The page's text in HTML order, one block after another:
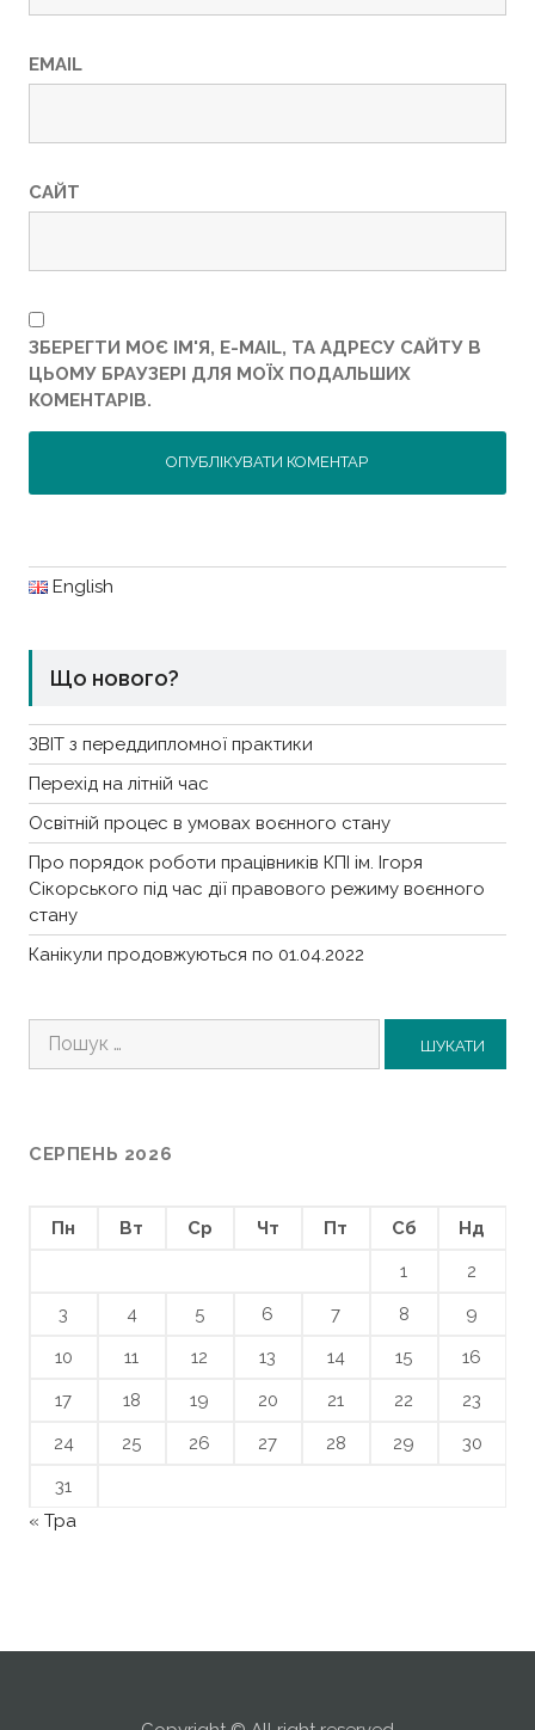
EMAIL
САЙТ
ЗБЕРЕГТИ МОЄ ІМ'Я, E-MAIL, ТА АДРЕСУ САЙТУ В
ЦЬОМУ БРАУЗЕРІ ДЛЯ МОЇХ ПОДАЛЬШИХ
КОМЕНТАРІВ.
English
Що нового?
ЗВІТ з переддипломної практики
Перехід на літній час
Освітній процес в умовах воєнного стану
Про порядок роботи працівників КПІ ім. Ігоря
Сікорського під час дії правового режиму воєнного
стану
Канікули продовжуються по 01.04.2022
Пошук:
СЕРПЕНЬ 2026
Пн Вт Ср Чт Пт Сб
Нд
1
2
3
4 5 6 7 8
9
10
11 12 13 14 15
16
17
18 19 20 21 22
23
24
25 26 27 28 29
30
31
« Тра